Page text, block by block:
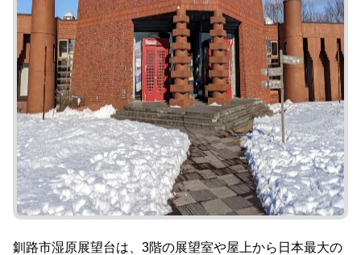
釧路市湿原展望台は、3階の展望室や屋上から日本最大の